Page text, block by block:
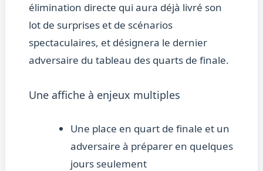
élimination directe qui aura déjà livré son
lot de surprises et de scénarios
spectaculaires, et désignera le dernier
adversaire du tableau des quarts de finale.
Une affiche à enjeux multiples
Une place en quart de finale et un
adversaire à préparer en quelques
jours seulement